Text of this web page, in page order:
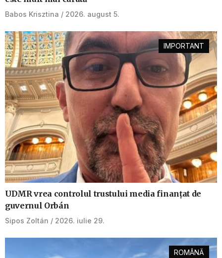
Babos Krisztina 2026. august 5.
IMPORTANT
UDMR vrea controlul trustului media finanțat de
guvernul Orbán
Sipos Zoltán 2026. iulie 29.
ROMÂNĂ